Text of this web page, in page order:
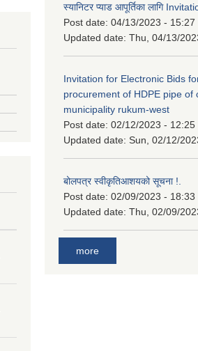
स्यानिटर प्याड आपूर्तिका लागि
Post date: 04/13/2023 - 15:27
Updated date: Thu, 04/13/
Invitation for Electronic Bids
procurement of HDPE pipe of
municipality rukum-west
Post date: 02/12/2023 - 12:25
Updated date: Sun, 02/12/
बोलपत्र स्वीकृतिआशयको सूचना !.
Post date: 02/09/2023 - 18:33
Updated date: Thu, 02/09/
more